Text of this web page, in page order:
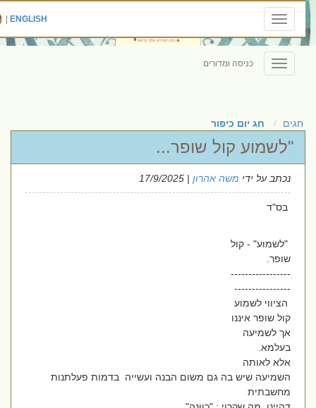
Toggle
navigation
ENGLISH
|
Toggle
navigation
כניסה ומדורים
חגים חג יום כיפור
"לשמוע קול שופר...
נכתב על ידימשה אהרון| 17/9/2025
בס"ד
"לשמוע" - קול
שופר.
-----------------
----------------
הציווי לשמוע
קול שופר איננו
אך לשמיעה
בעלמא.
אלא לאותה
השמיעה שיש בה גם משום הבנה ועשייה בדמות פעלתנות
מחשבתית